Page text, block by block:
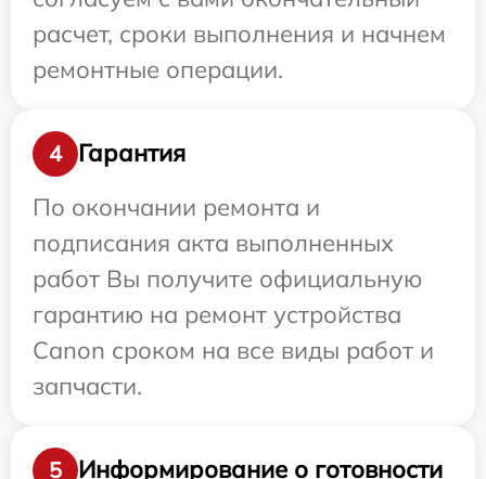
расчет, сроки выполнения и начнем
ремонтные операции.
4
Гарантия
По окончании ремонта и
подписания акта выполненных
работ Вы получите официальную
гарантию на ремонт устройства
Canon сроком на все виды работ и
запчасти.
5
Информирование о готовности